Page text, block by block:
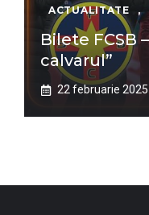
ACTUALITATE ,
Bilete FCSB
calvarul”
22 februarie 2025